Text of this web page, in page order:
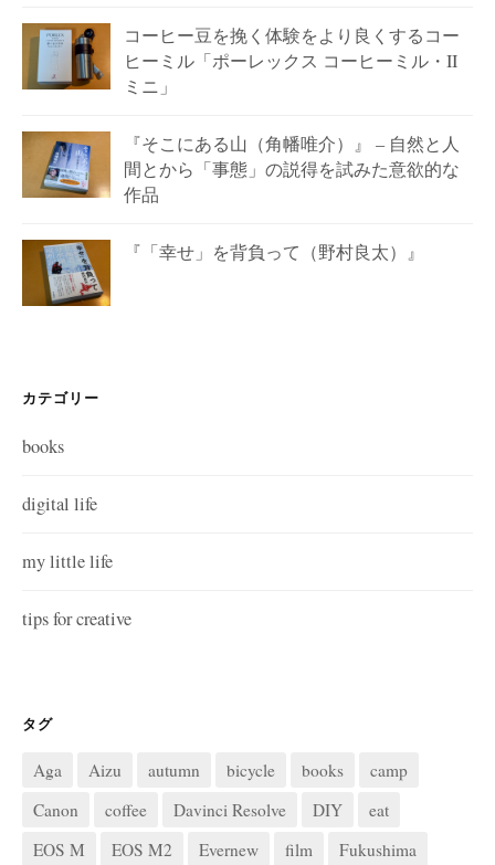
コーヒー豆を挽く体験をより良くするコー
ヒーミル「ポーレックス コーヒーミル・II
ミニ」
『そこにある山（角幡唯介）』 – 自然と人
間とから「事態」の説得を試みた意欲的な
作品
『「幸せ」を背負って（野村良太）』
カテゴリー
books
digital life
my little life
tips for creative
タグ
Aga Aizu autumn bicycle books
camp
Canon
coffee Davinci Resolve DIY
eat
EOS M
EOS M2 Evernew film Fukushima